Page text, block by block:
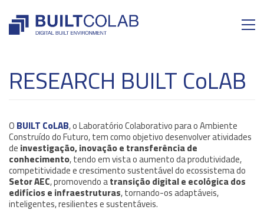
RESEARCH BUILT CoLAB
OBUILT CoLAB, o Laboratório Colaborativo para o Ambiente
Construído do Futuro, tem como objetivo desenvolver atividades
deinvestigação, inovação e transferência de
conhecimento, tendo em vista o aumento da produtividade,
competitividade e crescimento sustentável do ecossistema do
Setor AEC, promovendo atransição digital e ecológica dos
edifícios e infraestruturas, tornando-os adaptáveis,
inteligentes, resilientes e sustentáveis.